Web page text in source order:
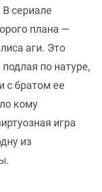
В сериале
плана —
аги. Это
по натуре,
с братом ее
кому
игра
из